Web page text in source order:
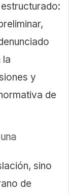
la
y
de
sino
de